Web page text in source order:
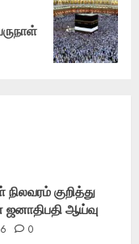
குறித்து
ஜனாதிபதி ஆய்வு
0